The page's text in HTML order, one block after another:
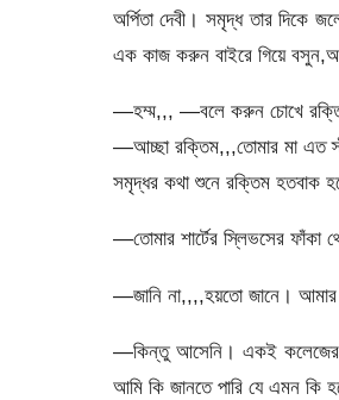
অর্পিতা দেবী। সমৃদ্ধ তার দিকে
এক কাজ করুন বাইরে গিয়ে
―হম্ম,,, —বলে করুন চোখে
―আচ্ছা রক্তিম,,,তোমার মা এত
সমৃদ্ধর কথা শুনে রক্তিম
―তোমার শার্টের স্লিভসের ফাঁকা
―জানি না,,,,হয়তো জানে। আমার
―কিন্তু আসেনি। একই কলেজের
আমি কি জানতে পারি যে এমন কি